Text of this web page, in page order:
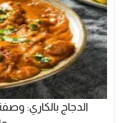
الدجاج بالكاري: